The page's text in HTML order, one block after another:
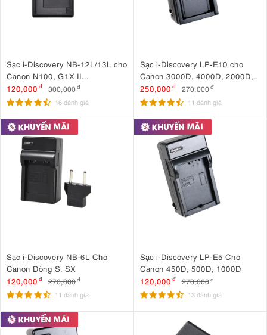
Sạc i-Discovery NB-12L/13L cho
Canon N100, G1X II...
120,000 đ 300,000đ
16 đánh giá
Sạc i-Discovery LP-E10 cho
Canon 3000D, 4000D, 2000D,
1200D, 1300D, 1500D...
250,000 đ 270,000 đ
11 đánh giá
Sạc i-Discovery NB-6L Cho
Canon Dòng S, SX
120,000 đ 270,000đ
11 đánh giá
Sạc i-Discovery LP-E5 Cho
Canon 450D, 500D, 1000D
120,000 đ 270,000 đ
13 đánh giá